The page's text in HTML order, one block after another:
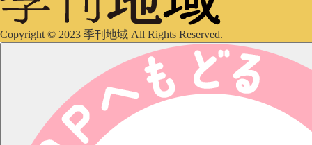
Copyright © 2023 季刊地域 All Rights Reserved.